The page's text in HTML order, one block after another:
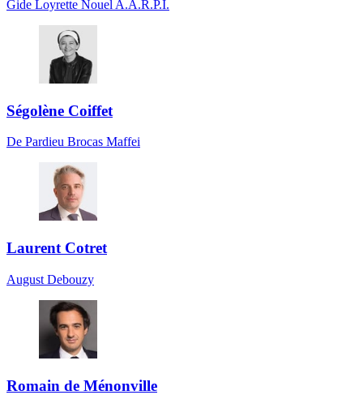
Gide Loyrette Nouel A.A.R.P.I.
Ségolène Coiffet
De Pardieu Brocas Maffei
Laurent Cotret
August Debouzy
Romain de Ménonville